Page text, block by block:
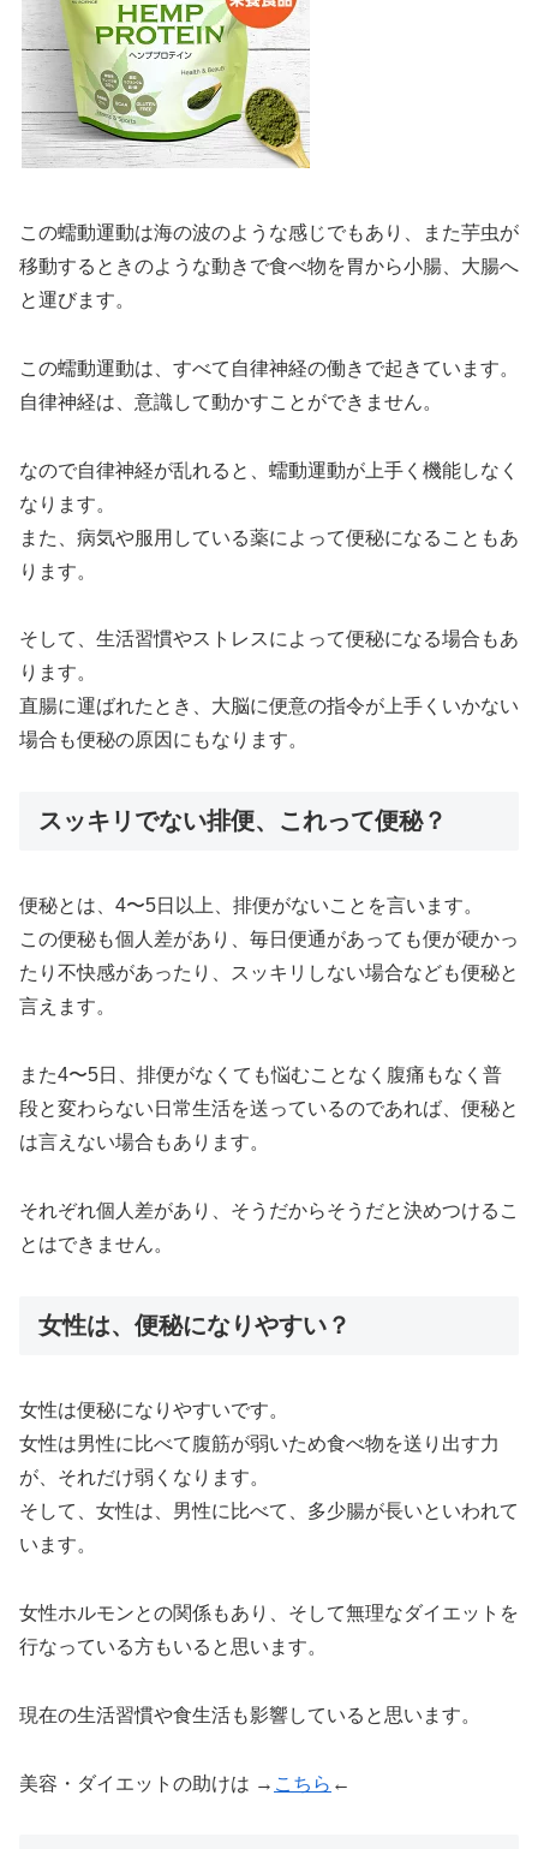
この蠕動運動は海の波のような感じでもあり、また芋虫が
移動するときのような動きで食べ物を胃から小腸、大腸へ
と運びます。
この蠕動運動は、すべて自律神経の働きで起きています。
自律神経は、意識して動かすことができません。
なので自律神経が乱れると、蠕動運動が上手く機能しなく
なります。
また、病気や服用している薬によって便秘になることもあ
ります。
そして、生活習慣やストレスによって便秘になる場合もあ
ります。
直腸に運ばれたとき、大脳に便意の指令が上手くいかない
場合も便秘の原因にもなります。
スッキリでない排便、これって便秘？
便秘とは、4〜5日以上、排便がないことを言います。
この便秘も個人差があり、毎日便通があっても便が硬かっ
たり不快感があったり、スッキリしない場合なども便秘と
言えます。
また4〜5日、排便がなくても悩むことなく腹痛もなく普
段と変わらない日常生活を送っているのであれば、便秘と
は言えない場合もあります。
それぞれ個人差があり、そうだからそうだと決めつけるこ
とはできません。
女性は、便秘になりやすい？
女性は便秘になりやすいです。
女性は男性に比べて腹筋が弱いため食べ物を送り出す力
が、それだけ弱くなります。
そして、女性は、男性に比べて、多少腸が長いといわれて
います。
女性ホルモンとの関係もあり、そして無理なダイエットを
行なっている方もいると思います。
現在の生活習慣や食生活も影響していると思います。
美容・ダイエットの助けは → こちら ←